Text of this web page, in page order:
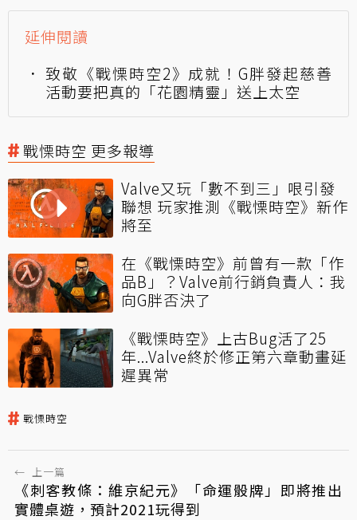
延伸閱讀
致敬《戰慄時空2》成就！G胖發起慈善
活動要把真的「花園精靈」送上太空
戰慄時空 更多報導
Valve又玩「數不到三」哏引發
聯想 玩家推測《戰慄時空》新作
將至
在《戰慄時空》前曾有一款「作
品B」？Valve前行銷負責人：我
向G胖否決了
《戰慄時空》上古Bug活了25
年...Valve終於修正第六章動畫延
遲異常
戰慄時空
← 上一篇
《刺客教條：維京紀元》「命運骰牌」即將推出
實體桌遊，預計2021玩得到